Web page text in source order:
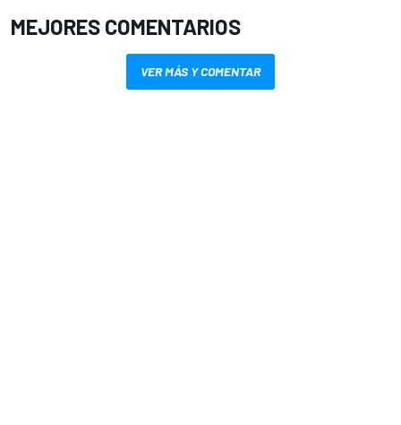
MEJORES COMENTARIOS
VER MÁS Y COMENTAR